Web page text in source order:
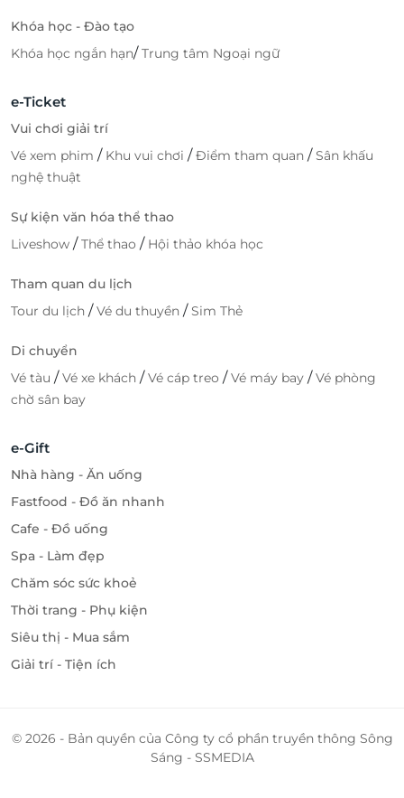
Khóa học - Đào tạo
Khóa học ngắn hạn/Trung tâm Ngoại ngữ
e-Ticket
Vui chơi giải trí
Vé xem phim / Khu vui chơi /Điểm tham quan /Sân khấu
nghệ thuật
Sự kiện văn hóa thể thao
Liveshow /Thể thao / Hội thảo khóa học
Tham quan du lịch
Tour du lịch /Vé du thuyền /Sim Thẻ
Di chuyển
Vé tàu /Vé xe khách /Vé cáp treo /Vé máy bay /Vé phòng
chờ sân bay
e-Gift
Nhà hàng - Ăn uống
Fastfood - Đồ ăn nhanh
Cafe - Đồ uống
Spa - Làm đẹp
Chăm sóc sức khoẻ
Thời trang - Phụ kiện
Siêu thị - Mua sắm
Giải trí - Tiện ích
© 2026 - Bản quyền của Công ty cổ phần truyền thông Sông
Sáng - SSMEDIA